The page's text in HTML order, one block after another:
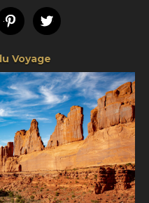
PinterestTwitter
Voyage